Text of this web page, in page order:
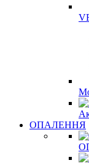
ОПАЛЕННЯ